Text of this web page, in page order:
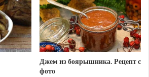
Джем из боярышника. Рецепт с
фото